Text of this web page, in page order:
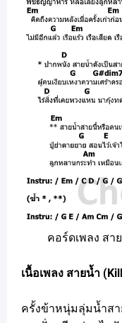
คอร์ดเพลง สา
เนื้อเพลง สายน้ำ
ครั้งข้าหนุ่มลุ่มน้ำส